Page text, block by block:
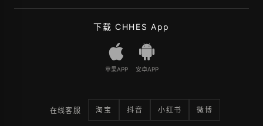
下载 CHHES App
苹果APP 安卓APP
在线客服 淘宝 抖音 小红书 微博